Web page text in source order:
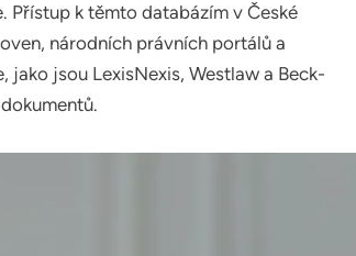
k těmto databázím v České
národních právních portálů a
jako jsou LexisNexis, Westlaw a Beck-